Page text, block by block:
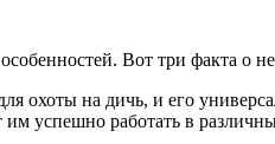
Вот три факта о
охоты на дичь, и его
успешно работать в